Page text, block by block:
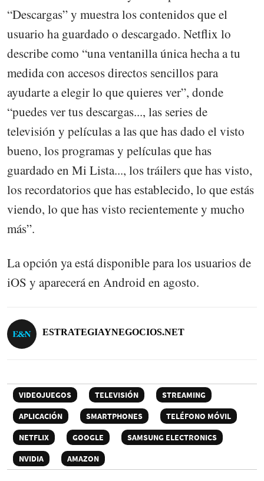
“Descargas” y muestra los contenidos que el
usuario ha guardado o descargado. Netflix lo
describe como “una ventanilla única hecha a tu
medida con accesos directos sencillos para
ayudarte a elegir lo que quieres ver”, donde
“puedes ver tus descargas..., las series de
televisión y películas a las que has dado el visto
bueno, los programas y películas que has
guardado en Mi Lista..., los tráilers que has visto,
los recordatorios que has establecido, lo que estás
viendo, lo que has visto recientemente y mucho
más”.
La opción ya está disponible para los usuarios de
iOS y aparecerá en Android en agosto.
ESTRATEGIAYNEGOCIOS.NET
VIDEOJUEGOS TELEVISIÓN
STREAMING
APLICACIÓN
SMARTPHONES
TELÉFONO MÓVIL
NETFLIX
GOOGLE
SAMSUNG ELECTRONICS
NVIDIA
AMAZON